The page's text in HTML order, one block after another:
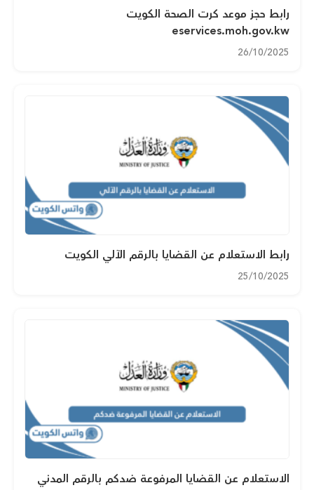
رابط حجز موعد كرت الصحة الكويت
eservices.moh.gov.kw
26/10/2025
رابط الاستعلام عن القضايا بالرقم الآلي الكويت
25/10/2025
الاستعلام عن القضايا المرفوعة ضدكم بالرقم المدني